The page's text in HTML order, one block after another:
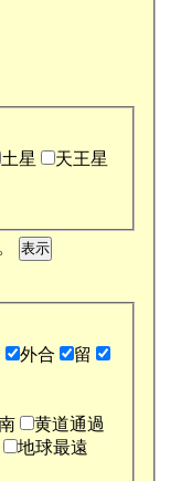
土星
天王星
外合
留
黄道通過
地球最遠